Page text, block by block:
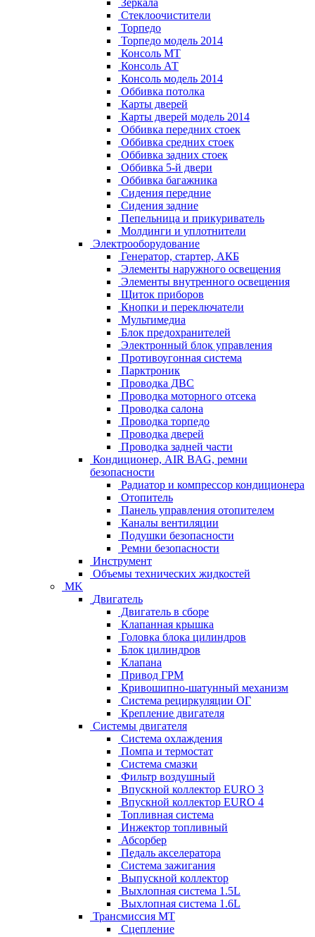
Зеркала
Стеклоочистители
Торпедо
Торпедо модель 2014
Консоль МТ
Консоль АТ
Консоль модель 2014
Оббивка потолка
Карты дверей
Карты дверей модель 2014
Оббивка передних стоек
Оббивка средних стоек
Оббивка задних стоек
Оббивка 5-й двери
Оббивка багажника
Сидения передние
Сидения задние
Пепельница и прикуриватель
Молдинги и уплотнители
Электрооборудование
Генератор, стартер, АКБ
Элементы наружного освещения
Элементы внутренного освещения
Щиток приборов
Кнопки и переключатели
Мультимедиа
Блок предохранителей
Электронный блок управления
Противоугонная система
Парктроник
Проводка ДВС
Проводка моторного отсека
Проводка салона
Проводка торпедо
Проводка дверей
Проводка задней части
Кондиционер, AIR BAG, ремни
безопасности
Радиатор и компрессор кондиционера
Отопитель
Панель управления отопителем
Каналы вентиляции
Подушки безопасности
Ремни безопасности
Инструмент
Объемы технических жидкостей
MK
Двигатель
Двигатель в сборе
Клапанная крышка
Головка блока цилиндров
Блок цилиндров
Клапана
Привод ГРМ
Кривошипно-шатунный механизм
Система рециркуляции ОГ
Крепление двигателя
Системы двигателя
Система охлаждения
Помпа и термостат
Система смазки
Фильтр воздушный
Впускной коллектор EURO 3
Впускной коллектор EURO 4
Топливная система
Инжектор топливный
Абсорбер
Педаль акселератора
Система зажигания
Выпускной коллектор
Выхлопная система 1.5L
Выхлопная система 1.6L
Трансмиссия МТ
Сцепление